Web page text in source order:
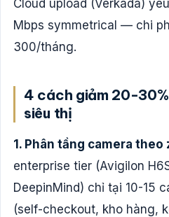
Cloud upload (Verkada)
Mbps symmetrical — chi
300/tháng.
4 cách giảm 20-
siêu thị
1. Phân tầng camera theo
enterprise tier (Avigilon
DeepinMind) chỉ tại 10-15
(self-checkout, kho hàng,